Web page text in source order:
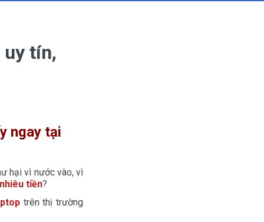
uy tín,
ngay tại
hại vì nước vào, vì
tiền?
trên thị trường